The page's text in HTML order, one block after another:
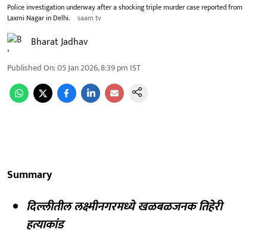
Police investigation underway after a shocking triple murder case reported from
Laxmi Nagar in Delhi.
saam tv
Bharat Jadhav
Published On:05 Jan 2026, 8:39 pm IST
Summary
दिल्लीतील लक्ष्मीनगरमध्ये खळबळजनक तिहेरी
हत्याकांड